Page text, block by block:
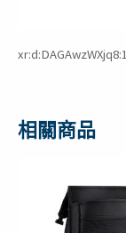
相關商品
格：
NT$399。